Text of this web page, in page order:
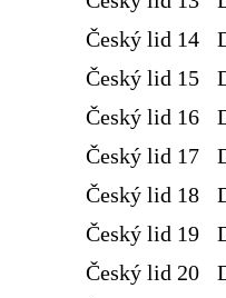
Český lid 14
Český lid 15
Český lid 16
Český lid 17
Český lid 18
Český lid 19
Český lid 20